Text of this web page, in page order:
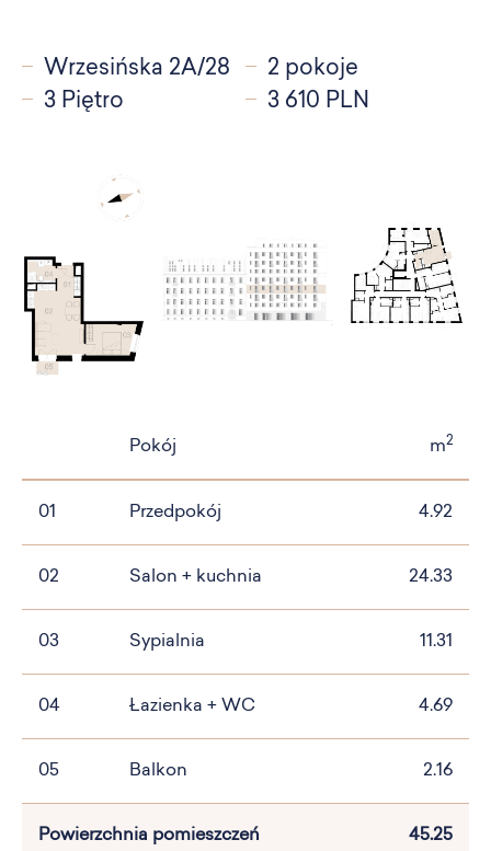
Wrzesińska 2A/28
2 pokoje
3 Piętro
3 610 PLN
Pokój m2
01 Przedpokój 4.92
02 Salon + kuchnia 24.33
03 Sypialnia 11.31
04 Łazienka + WC 4.69
05 Balkon 2.16
Powierzchnia pomieszczeń 45.25